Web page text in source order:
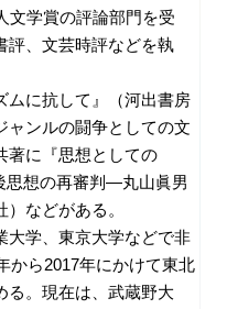
文学賞の評論部門を受
評、文芸時評などを執
ムに抗して』（河出書房
ンルの闘争としての文
著に『思想としての
思想の再審判―丸山眞男
などがある。
大学、東京大学などで非
から2017年にかけて東北
る。現在は、武蔵野大